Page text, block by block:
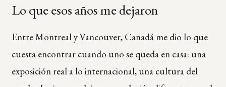
Lo que esos años me dejaron
Entre Montreal y Vancouver, Canadá me dio lo que
cuesta encontrar cuando uno se queda en casa: una
exposición real a lo internacional, una cultura del